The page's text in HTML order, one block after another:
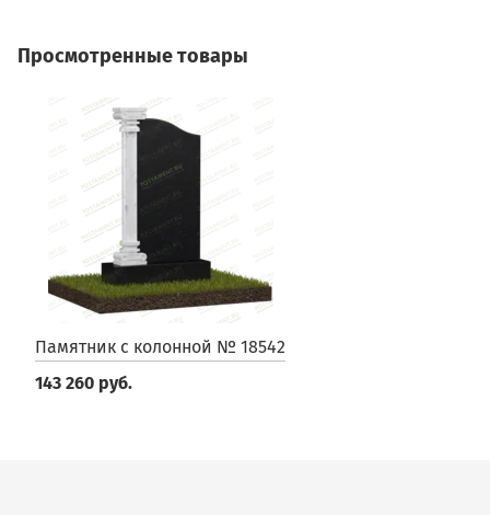
Просмотренные товары
Памятник с колонной № 18542
143 260 руб.